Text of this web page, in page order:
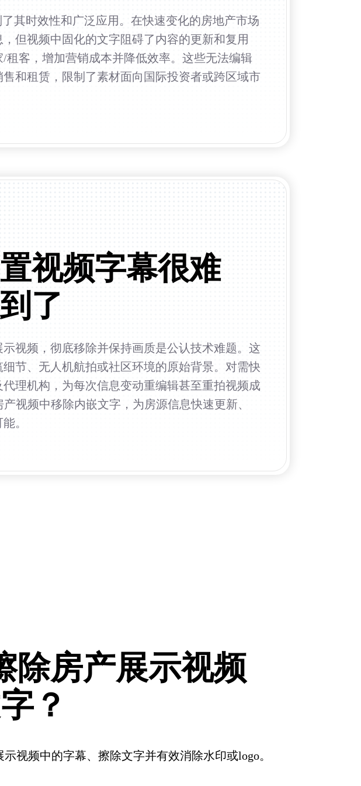
其时效性和广泛应用。在快速变化的房地产市场
但视频中固化的文字阻碍了内容的更新和复用
租客，增加营销成本并降低效率。这些无法编辑
和租赁，限制了素材面向国际投资者或跨区域市
视频字幕很难
了
视频，彻底移除并保持画质是公认技术难题。这
节、无人机航拍或社区环境的原始背景。对需快
理机构，为每次信息变动重编辑甚至重拍视频成
视频中移除内嵌文字，为房源信息快速更新、
。
除房产展示视频
？
视频中的字幕、擦除文字并有效消除水印或logo。